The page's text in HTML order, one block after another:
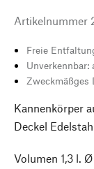
Artikelnummer
Freie
Unverkennbar:
Zweckmäßges
Kannenkörper
Deckel
Volumen 1,3 l.